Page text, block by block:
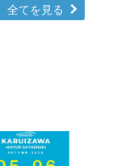
全てを見る